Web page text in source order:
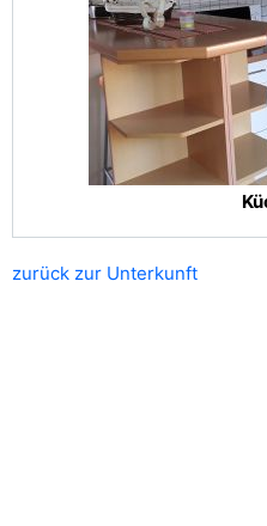
zurück zur Unterkunft